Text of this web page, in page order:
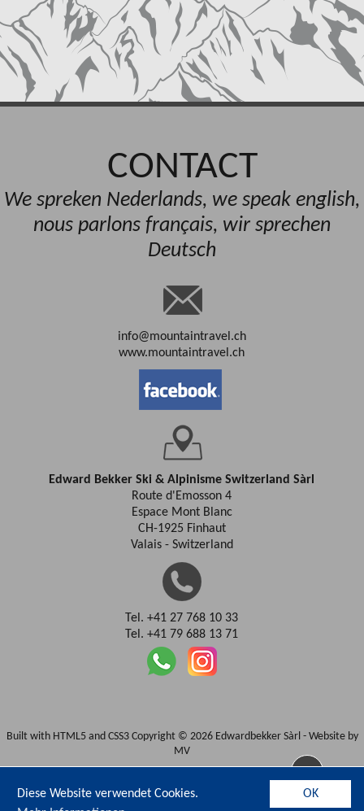
CONTACT
We spreken Nederlands, we speak english,
nous parlons français, wir sprechen
Deutsch
info@mountaintravel.ch
www.mountaintravel.ch
Edward Bekker Ski & Alpinisme Switzerland Sàrl
Route d'Emosson 4
Espace Mont Blanc
CH-1925 Finhaut
Valais - Switzerland
Tel. +41 27 768 10 33
Tel. +41 79 688 13 71
Built with HTML5 and CSS3 Copyright © 2026 Edwardbekker Sàrl - Website by
MV
Diese Website verwendet Cookies.
OK